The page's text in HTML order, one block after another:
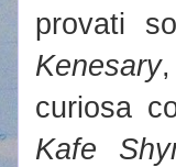
provati
Kenesary
curiosa
Kafe